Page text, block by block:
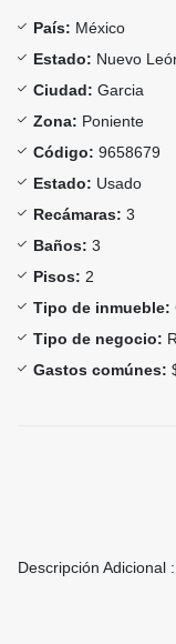
País: México
Estado: Nuevo
Ciudad: Garcia
Zona: Poniente
Código: 9658679
Estado: Usado
Recámaras: 3
Baños: 3
Pisos: 2
Tipo de inmueble:
Tipo de negocio:
Gastos comúnes:
Descripción Adicional :